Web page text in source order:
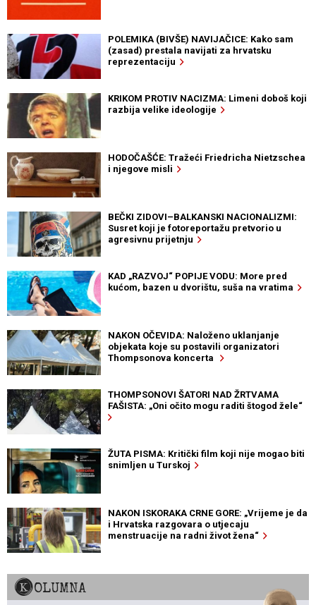
POLEMIKA (BIVŠE) NAVIJAČICE: Kako sam
(zasad) prestala navijati za hrvatsku
reprezentaciju
KRIKOM PROTIV NACIZMA: Limeni doboš koji
razbija velike ideologije
HODOČAŠĆE: Tražeći Friedricha Nietzschea
i njegove misli
BEČKI ZIDOVI–BALKANSKI NACIONALIZMI:
Susret koji je fotoreportažu pretvorio u
agresivnu prijetnju
KAD „RAZVOJ“ POPIJE VODU: More pred
kućom, bazen u dvorištu, suša na vratima
NAKON OČEVIDA: Naloženo uklanjanje
objekata koje su postavili organizatori
Thompsonova koncerta
THOMPSONOVI ŠATORI NAD ŽRTVAMA
FAŠISTA: „Oni očito mogu raditi štogod žele“
ŽUTA PISMA: Kritički film koji nije mogao biti
snimljen u Turskoj
NAKON ISKORAKA CRNE GORE: „Vrijeme je da
i Hrvatska razgovara o utjecaju
menstruacije na radni život žena“
KOLUMNA